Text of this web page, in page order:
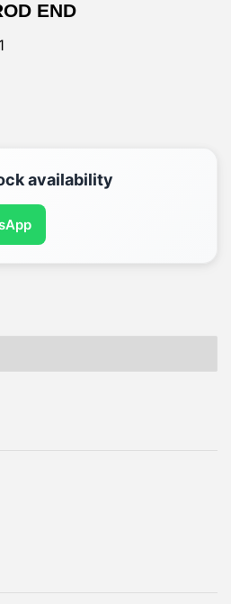
END
availability